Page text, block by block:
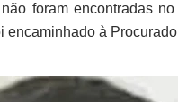
foram encontradas
à